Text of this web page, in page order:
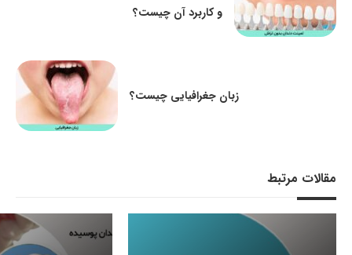
و کاربرد آن چیست؟
زبان جغرافیایی چیست؟
مقالات مرتبط